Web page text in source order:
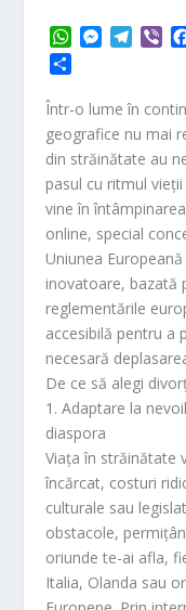
W
t
A
p
p
M
s
e
n
g
e
r
T
e
r
a
m
V
e
r
r
t
a
j
e
a
z
ă
Într-o lume în
geografice nu mai
din străinătate au
pasul cu ritmul
vine în
online, special
Uniunea
inovatoare, bazată
reglementările
accesibilă pentru a
necesară
De ce să alegi
1. Adaptare la
diaspora
Viața în străinătate
încărcat, costuri
culturale sau
obstacole,
oriunde te-ai afla,
Italia, Olanda sau